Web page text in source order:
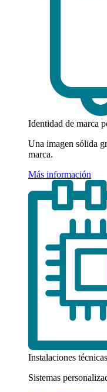
Identidad de marca
Una imagen sólida
marca.
Más información
Instalaciones técnicas
Sistemas